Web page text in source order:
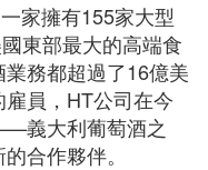
家擁有155家大型
東部最大的高端食
務都超過了16億美
員，HT公司在今
義大利葡萄酒之
合作夥伴。